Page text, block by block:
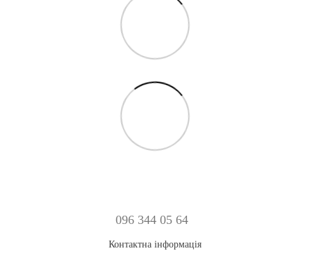
096 344 05 64
Контактна інформація